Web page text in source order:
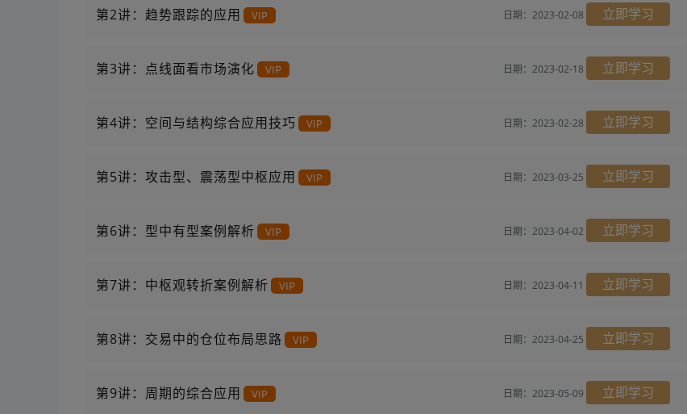
第2讲：趋势跟踪的应用 VIP 日期：2023-02-08 立即学习
第3讲：点线面看市场演化 VIP 日期：2023-02-18 立即学习
第4讲：空间与结构综合应用技巧 VIP 日期：2023-02-28 立即学习
第5讲：攻击型、震荡型中枢应用 VIP 日期：2023-03-25 立即学习
第6讲：型中有型案例解析 VIP 日期：2023-04-02 立即学习
第7讲：中枢观转折案例解析 VIP 日期：2023-04-11 立即学习
第8讲：交易中的仓位布局思路 VIP 日期：2023-04-25 立即学习
第9讲：周期的综合应用 VIP 日期：2023-05-09 立即学习